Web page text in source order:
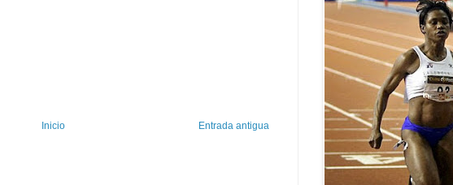
Entrada antigua
Inicio